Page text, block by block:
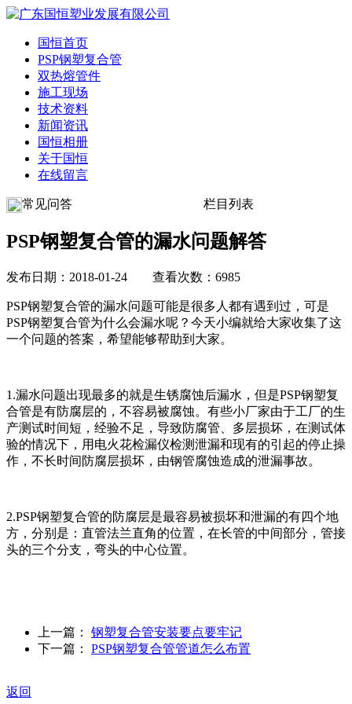
国恒首页
PSP钢塑复合管
双热熔管件
施工现场
技术资料
新闻资讯
国恒相册
关于国恒
在线留言
常见问答 栏目列表
PSP钢塑复合管的漏水问题解答
发布日期：2018-01-24 查看次数：6985
PSP钢塑复合管的漏水问题可能是很多人都有遇到过，可是
PSP钢塑复合管为什么会漏水呢？今天小编就给大家收集了这
一个问题的答案，希望能够帮助到大家。
1.漏水问题出现最多的就是生锈腐蚀后漏水，但是PSP钢塑复
合管是有防腐层的，不容易被腐蚀。有些小厂家由于工厂的生
产测试时间短，经验不足，导致防腐管、多层损坏，在测试体
验的情况下，用电火花检漏仪检测泄漏和现有的引起的停止操
作，不长时间防腐层损坏，由钢管腐蚀造成的泄漏事故。
2.PSP钢塑复合管的防腐层是最容易被损坏和泄漏的有四个地
方，分别是：直管法兰直角的位置，在长管的中间部分，管接
头的三个分支，弯头的中心位置。
上一篇： 钢塑复合管安装要点要牢记
下一篇： PSP钢塑复合管管道怎么布置
返回